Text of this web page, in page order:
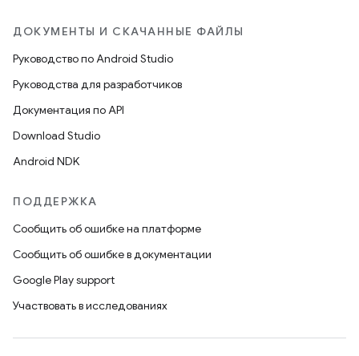
ДОКУМЕНТЫ И СКАЧАННЫЕ ФАЙЛЫ
Руководство по Android Studio
Руководства для разработчиков
Документация по API
Download Studio
Android NDK
ПОДДЕРЖКА
Сообщить об ошибке на платформе
Сообщить об ошибке в документации
Google Play support
Участвовать в исследованиях